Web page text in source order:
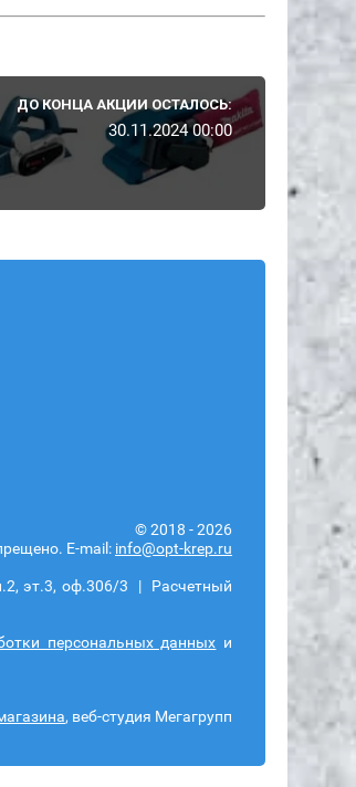
ДО КОНЦА АКЦИИ ОСТАЛОСЬ:
30.11.2024 00:00
© 2018 - 2026
E-mail: info@opt-krep.ru
эт.3, оф.306/3 | Расчетный
персональных данных и
, веб-студия Мегагрупп